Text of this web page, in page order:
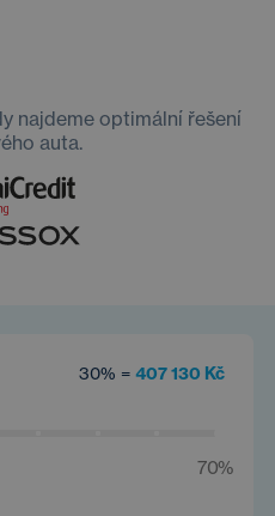
najdeme optimální řešení
auta.
30% = 407 130 Kč
70%